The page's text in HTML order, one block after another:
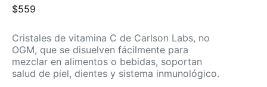
$559
Cristales de vitamina C de Carlson Labs, no
OGM, que se disuelven fácilmente para
mezclar en alimentos o bebidas, soportan
salud de piel, dientes y sistema inmunológico.